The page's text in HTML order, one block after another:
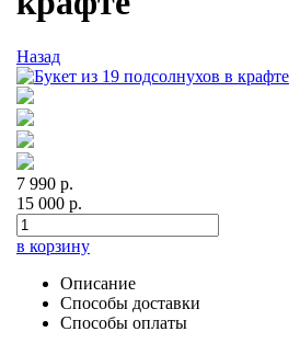
Назад
7 990 р.
15 000 р.
в корзину
Описание
Способы доставки
Способы оплаты